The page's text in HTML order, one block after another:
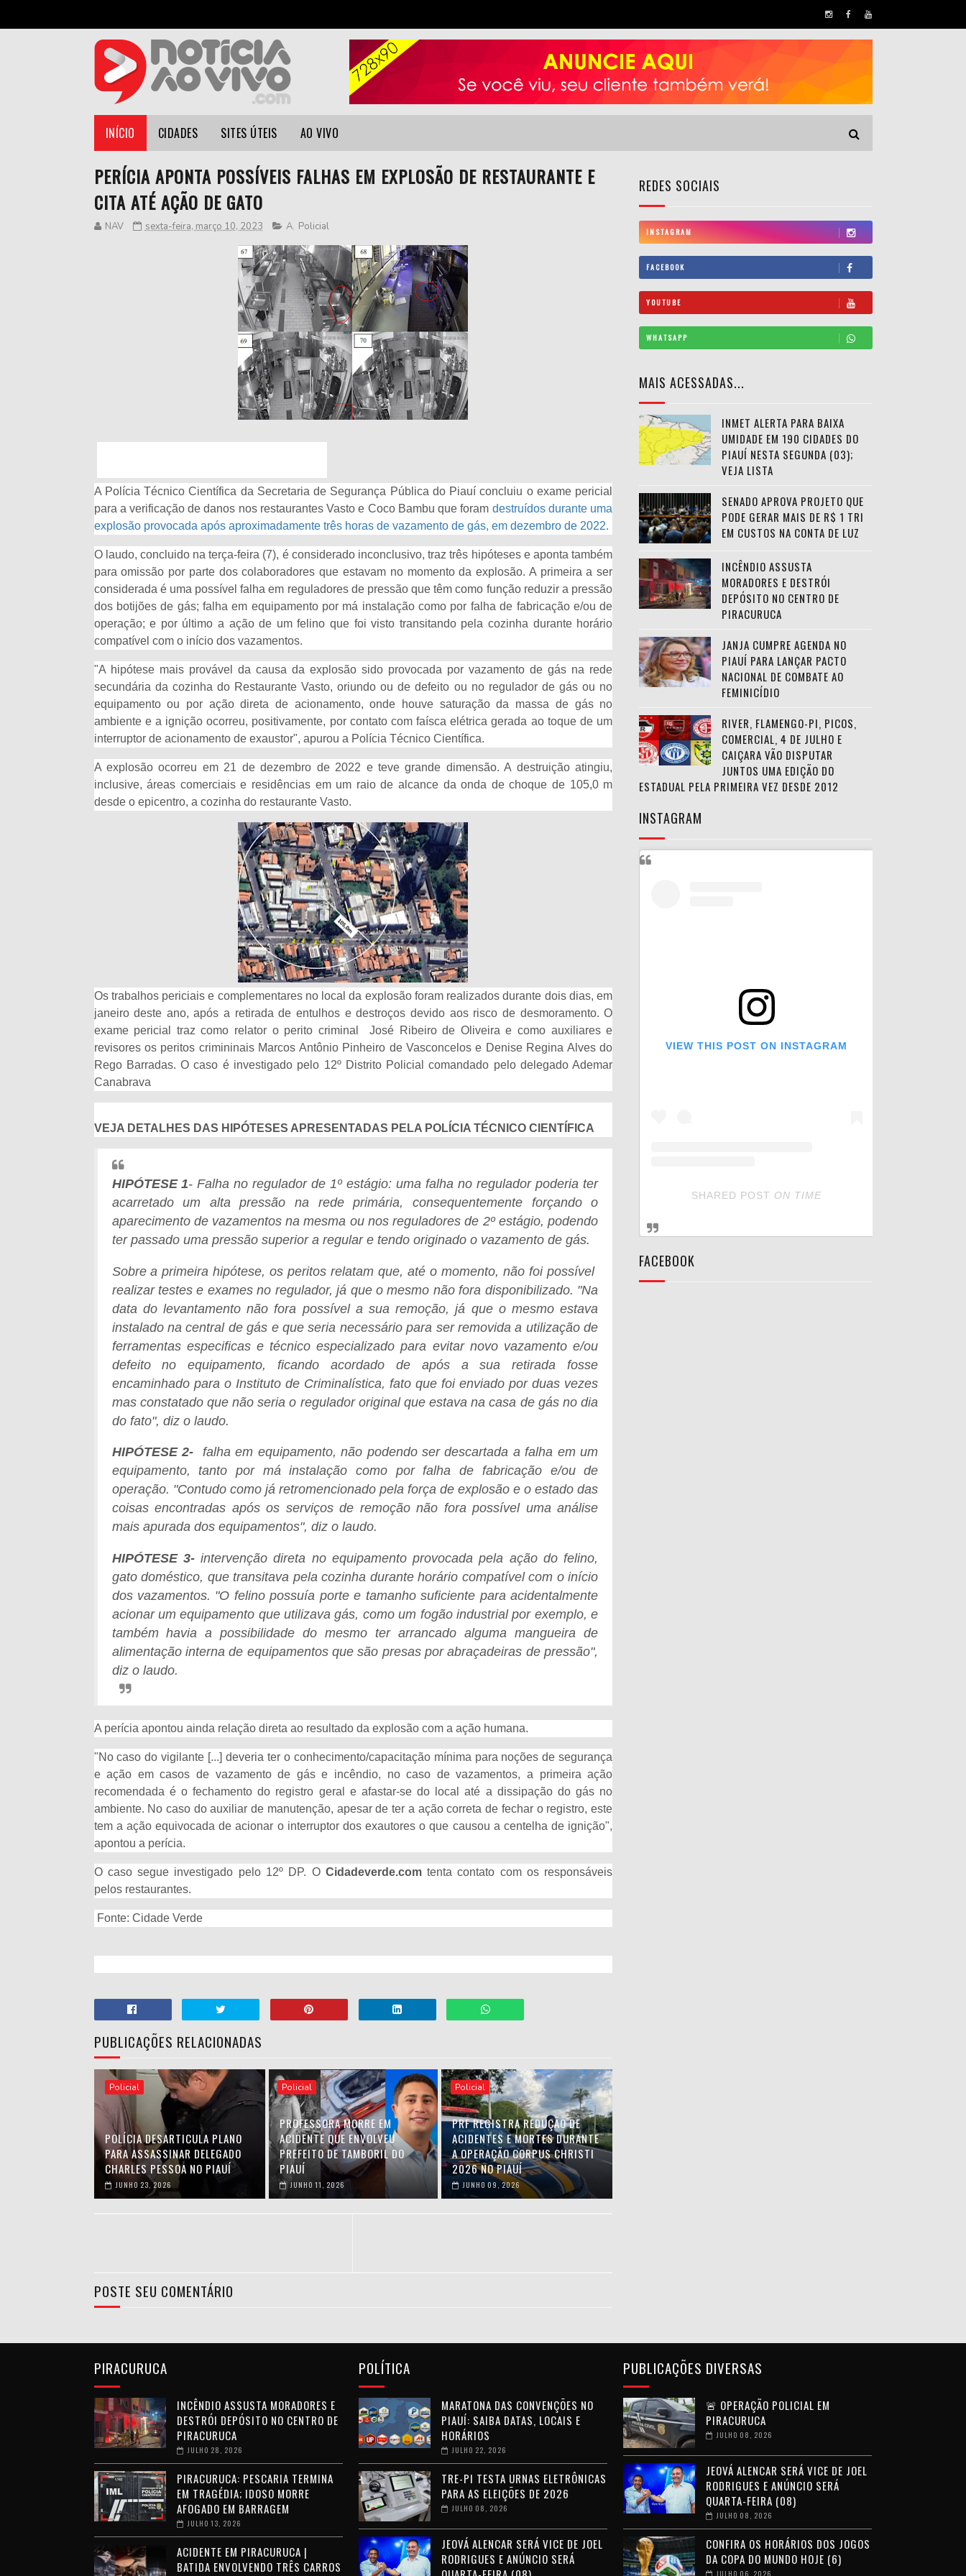
INÍCIO CIDADES SITES ÚTEIS AO VIVO
PERÍCIA APONTA POSSÍVEIS FALHAS EM EXPLOSÃO DE RESTAURANTE E
CITA ATÉ AÇÃO DE GATO
NAV sexta-feira, março 10, 2023 A, Policial
A Polícia Técnico Científica da Secretaria de Segurança Pública do Piauí concluiu o exame pericial
para a verificação de danos nos restaurantes Vasto e Coco Bambu que foram destruídos durante uma
explosão provocada após aproximadamente três horas de vazamento de gás, em dezembro de 2022.
O laudo, concluido na terça-feira (7), é considerado inconclusivo, traz três hipóteses e aponta também
para omissão por parte dos colaboradores que estavam no momento da explosão. A primeira a ser
considerada é uma possível falha em reguladores de pressão que têm como função reduzir a pressão
dos botijões de gás; falha em equipamento por má instalação como por falha de fabricação e/ou de
operação; e por último a ação de um felino que foi visto transitando pela cozinha durante horário
compatível com o início dos vazamentos.
"A hipótese mais provável da causa da explosão sido provocada por vazamento de gás na rede
secundária da cozinha do Restaurante Vasto, oriundo ou de defeito ou no regulador de gás ou no
equipamento ou por ação direta de acionamento, onde houve saturação da massa de gás no
ambiente e a ignição ocorreu, positivamente, por contato com faísca elétrica gerada ao toque de um
interruptor de acionamento de exaustor", apurou a Polícia Técnico Científica.
A explosão ocorreu em 21 de dezembro de 2022 e teve grande dimensão. A destruição atingiu,
inclusive, áreas comerciais e residências em um raio de alcance da onda de choque de 105,0 m
desde o epicentro, a cozinha do restaurante Vasto.
Os trabalhos periciais e complementares no local da explosão foram realizados durante dois dias, em
janeiro deste ano, após a retirada de entulhos e destroços devido aos risco de desmoramento. O
exame pericial traz como relator o perito criminal José Ribeiro de Oliveira e como auxiliares e
revisores os peritos crimininais Marcos Antônio Pinheiro de Vasconcelos e Denise Regina Alves do
Rego Barradas. O caso é investigado pelo 12º Distrito Policial comandado pelo delegado Ademar
Canabrava
VEJA DETALHES DAS HIPÓTESES APRESENTADAS PELA POLÍCIA TÉCNICO CIENTÍFICA
HIPÓTESE 1- Falha no regulador de 1º estágio: uma falha no regulador poderia ter
acarretado um alta pressão na rede primária, consequentemente forçando o
aparecimento de vazamentos na mesma ou nos reguladores de 2º estágio, podendo
ter passado uma pressão superior a regular e tendo originado o vazamento de gás.
Sobre a primeira hipótese, os peritos relatam que, até o momento, não foi possível
realizar testes e exames no regulador, já que o mesmo não fora disponibilizado. "Na
data do levantamento não fora possível a sua remoção, já que o mesmo estava
instalado na central de gás e que seria necessário para ser removida a utilização de
ferramentas especificas e técnico especializado para evitar novo vazamento e/ou
defeito no equipamento, ficando acordado de após a sua retirada fosse
encaminhado para o Instituto de Criminalística, fato que foi enviado por duas vezes
mas constatado que não seria o regulador original que estava na casa de gás no dia
do fato", diz o laudo.
HIPÓTESE 2-falha em equipamento, não podendo ser descartada a falha em um
equipamento, tanto por má instalação como por falha de fabricação e/ou de
operação. "Contudo como já retromencionado pela força de explosão e o estado das
coisas encontradas após os serviços de remoção não fora possível uma análise
mais apurada dos equipamentos", diz o laudo.
HIPÓTESE 3-intervenção direta no equipamento provocada pela ação do felino,
gato doméstico, que transitava pela cozinha durante horário compatível com o início
dos vazamentos. "O felino possuía porte e tamanho suficiente para acidentalmente
acionar um equipamento que utilizava gás, como um fogão industrial por exemplo, e
também havia a possibilidade do mesmo ter arrancado alguma mangueira de
alimentação interna de equipamentos que são presas por abraçadeiras de pressão",
diz o laudo.
A perícia apontou ainda relação direta ao resultado da explosão com a ação humana.
"No caso do vigilante [...] deveria ter o conhecimento/capacitação mínima para noções de segurança
e ação em casos de vazamento de gás e incêndio, no caso de vazamentos, a primeira ação
recomendada é o fechamento do registro geral e afastar-se do local até a dissipação do gás no
ambiente. No caso do auxiliar de manutenção, apesar de ter a ação correta de fechar o registro, este
tem a ação equivocada de acionar o interruptor dos exautores o que causou a centelha de ignição",
apontou a perícia.
O caso segue investigado pelo 12º DP. O Cidadeverde.comtenta contato com os responsáveis
pelos restaurantes.
Fonte: Cidade Verde
PUBLICAÇÕES RELACIONADAS
Policial
POLÍCIA DESARTICULA PLANO
PARA ASSASSINAR DELEGADO
CHARLES PESSOA NO PIAUÍ
JUNHO 23, 2026
Policial
PROFESSORA MORRE EM
ACIDENTE QUE ENVOLVEU
PREFEITO DE TAMBORIL DO
PIAUÍ
JUNHO 11, 2026
Policial
PRF REGISTRA REDUÇÃO DE
ACIDENTES E MORTES DURANTE
A OPERAÇÃO CORPUS CHRISTI
2026 NO PIAUÍ
JUNHO 09, 2026
POSTE SEU COMENTÁRIO
REDES SOCIAIS
INSTAGRAM
FACEBOOK
YOUTUBE
WHATSAPP
MAIS ACESSADAS...
INMET ALERTA PARA BAIXA
UMIDADE EM 190 CIDADES DO
PIAUÍ NESTA SEGUNDA (03);
VEJA LISTA
SENADO APROVA PROJETO QUE
PODE GERAR MAIS DE R$ 1 TRI
EM CUSTOS NA CONTA DE LUZ
INCÊNDIO ASSUSTA
MORADORES E DESTRÓI
DEPÓSITO NO CENTRO DE
PIRACURUCA
JANJA CUMPRE AGENDA NO
PIAUÍ PARA LANÇAR PACTO
NACIONAL DE COMBATE AO
FEMINICÍDIO
RIVER, FLAMENGO-PI, PICOS,
COMERCIAL, 4 DE JULHO E
CAIÇARA VÃO DISPUTAR
JUNTOS UMA EDIÇÃO DO
ESTADUAL PELA PRIMEIRA VEZ DESDE 2012
INSTAGRAM
VIEW THIS POST ON INSTAGRAM
SHARED POST ON TIME
FACEBOOK
PIRACURUCA
INCÊNDIO ASSUSTA MORADORES E
DESTRÓI DEPÓSITO NO CENTRO DE
PIRACURUCA
JULHO 28, 2026
PIRACURUCA: PESCARIA TERMINA
EM TRAGÉDIA; IDOSO MORRE
AFOGADO EM BARRAGEM
JULHO 13, 2026
ACIDENTE EM PIRACURUCA |
BATIDA ENVOLVENDO TRÊS CARROS
POLÍTICA
MARATONA DAS CONVENÇÕES NO
PIAUÍ: SAIBA DATAS, LOCAIS E
HORÁRIOS
JULHO 22, 2026
TRE-PI TESTA URNAS ELETRÔNICAS
PARA AS ELEIÇÕES DE 2026
JULHO 08, 2026
JEOVÁ ALENCAR SERÁ VICE DE JOEL
RODRIGUES E ANÚNCIO SERÁ
PUBLICAÇÕES DIVERSAS
🚨 OPERAÇÃO POLICIAL EM
PIRACURUCA
JULHO 08, 2026
JEOVÁ ALENCAR SERÁ VICE DE JOEL
RODRIGUES E ANÚNCIO SERÁ
QUARTA-FEIRA (08)
JULHO 08, 2026
CONFIRA OS HORÁRIOS DOS JOGOS
DA COPA DO MUNDO HOJE (6)
JULHO 06, 2026